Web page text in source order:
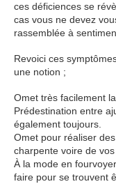
ces déficiences se
cas vous ne devez
rassemblée à
Revoici ces
une notion ;
Omet très facilement
Prédestination entre
également toujours.
Omet pour réaliser
charpente voire de
À la mode en
faire pour se trouvent